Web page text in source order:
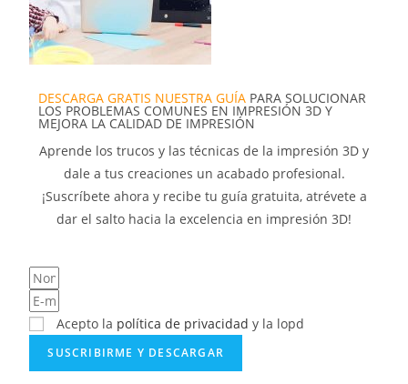
DESCARGA GRATIS NUESTRA GUÍA PARA SOLUCIONAR
LOS PROBLEMAS COMUNES EN IMPRESIÓN 3D Y
MEJORA LA CALIDAD DE IMPRESIÓN
Aprende los trucos y las técnicas de la impresión 3D y
dale a tus creaciones un acabado profesional.
¡Suscríbete ahora y recibe tu guía gratuita, atrévete a
dar el salto hacia la excelencia en impresión 3D!
Acepto la política de privacidad y la lopd
SUSCRIBIRME Y DESCARGAR